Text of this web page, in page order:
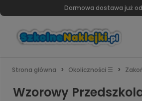
Darmowa dostawa już od
Strona główna Okoliczności ☰
Wzorowy